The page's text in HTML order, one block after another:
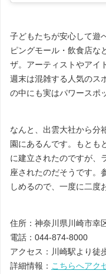
子どもたちが安心して遊
ピングモール・飲食店な
ザ。アーティストやアイ
週末は混雑する人気のス
の中にも実はパワースポ
なんと、出雲大社から分
園にあるんです。もとも
に建立されたのですが、
座されたのだそうです。
しめるので、一度に二度
住所：神奈川県川崎市幸
電話：044-874-8000
アクセス：川崎駅より徒
詳細情報： こちらへアク